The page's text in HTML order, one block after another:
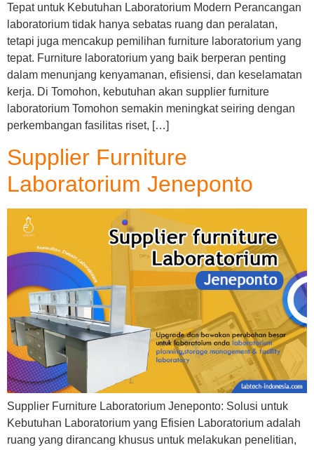
Tepat untuk Kebutuhan Laboratorium Modern Perancangan
laboratorium tidak hanya sebatas ruang dan peralatan,
tetapi juga mencakup pemilihan furniture laboratorium yang
tepat. Furniture laboratorium yang baik berperan penting
dalam menunjang kenyamanan, efisiensi, dan keselamatan
kerja. Di Tomohon, kebutuhan akan supplier furniture
laboratorium Tomohon semakin meningkat seiring dengan
perkembangan fasilitas riset, […]
Supplier Furniture
Laboratorium Jeneponto
Supplier Furniture Laboratorium Jeneponto: Solusi untuk
Kebutuhan Laboratorium yang Efisien Laboratorium adalah
ruang yang dirancang khusus untuk melakukan penelitian,